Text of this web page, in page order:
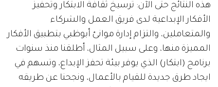
هذه النتائج حتى الآن: ترسيخ ثقافة الابتكار وتحفيز
الأفكار الإبداعية لدى فريق العمل والشركاء
والمتعاملين، والتزام إدارة موانئ أبوظبي بتطبيق الأفكار
المميزة منها، وعلى سبيل المثال، أطلقنا منذ سنوات
برنامج (ابتكار) الذي يوفر بيئة تحفز الإبداع، وتسهم في
ايجاد طرق جديدة للقيام بالأعمال، ونجحنا عن طريقه